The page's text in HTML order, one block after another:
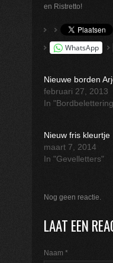
en Ristretto!
WhatsApp
Nieuwe borden
februari 27, 2013
In
Nieuw fris kleurtje
maart 7, 2014
In "Gevelletters"
Nog geen reactie.
LAAT EEN
Naam *